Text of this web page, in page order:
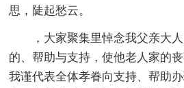
思，陡起愁云。
，大家聚集里悼念我父亲大
的、帮助与支持，使他老人家的
我谨代表全体孝眷向支持、帮助